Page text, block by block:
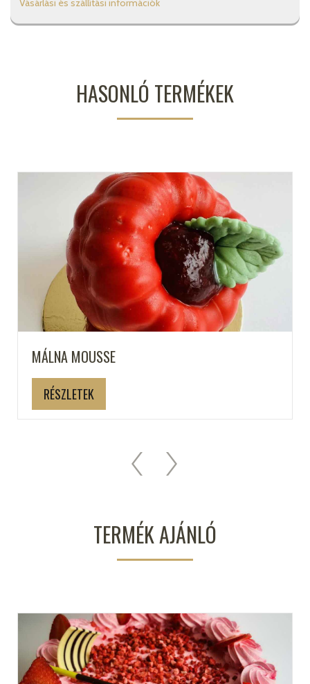
Vásárlási és szállítási információk
HASONLÓ TERMÉKEK
MÁLNA MOUSSE
RÉSZLETEK
TERMÉK AJÁNLÓ